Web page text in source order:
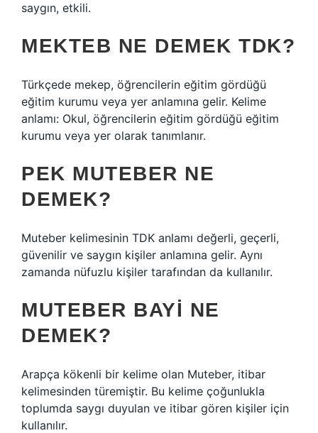
saygın, etkili.
MEKTEB NE DEMEK TDK?
Türkçede mekep, öğrencilerin eğitim gördüğü
eğitim kurumu veya yer anlamına gelir. Kelime
anlamı: Okul, öğrencilerin eğitim gördüğü eğitim
kurumu veya yer olarak tanımlanır.
PEK MUTEBER NE
DEMEK?
Muteber kelimesinin TDK anlamı değerli, geçerli,
güvenilir ve saygın kişiler anlamına gelir. Aynı
zamanda nüfuzlu kişiler tarafından da kullanılır.
MUTEBER BAYI NE
DEMEK?
Arapça kökenli bir kelime olan Muteber, itibar
kelimesinden türemiştir. Bu kelime çoğunlukla
toplumda saygı duyulan ve itibar gören kişiler için
kullanılır.